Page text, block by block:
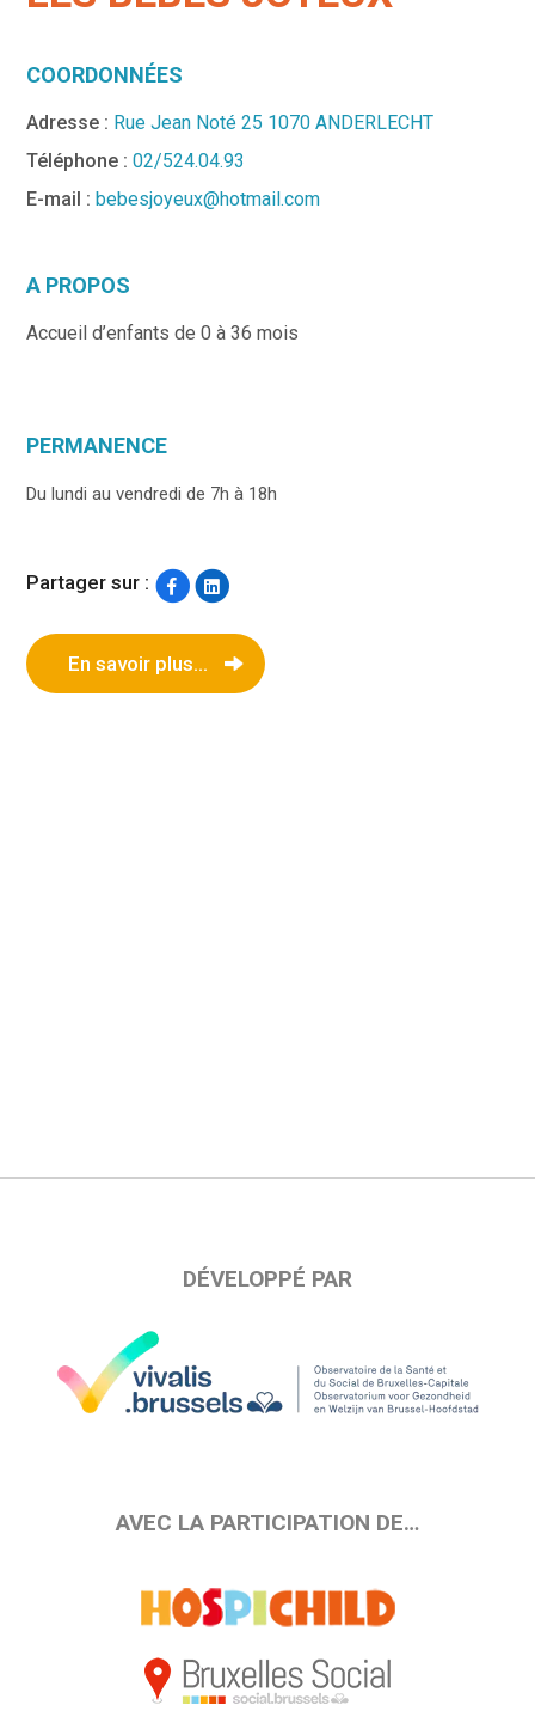
COORDONNÉES
Adresse : Rue Jean Noté 25 1070 ANDERLECHT
Téléphone :02/524.04.93
E-mail : bebesjoyeux@hotmail.com
A PROPOS
Accueil d’enfants de 0 à 36 mois
PERMANENCE
Du lundi au vendredi de 7h à 18h
Partager sur :
En savoir plus...
DÉVELOPPÉ PAR
AVEC LA PARTICIPATION DE…